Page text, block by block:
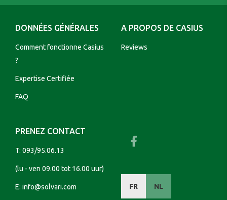
DONNÉES GÉNÉRALES
Comment fonctionne Casius
?
Expertise Certifiée
FAQ
A PROPOS DE CASIUS
Reviews
PRENEZ CONTACT
T: 093/95.06.13
(lu - ven 09.00 tot 16.00 uur)
E: info@solvari.com FR NL